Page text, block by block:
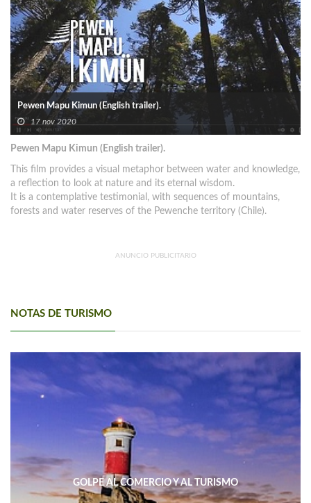
Pewen Mapu Kimun (English trailer).
17 nov 2020
Pewen Mapu Kimun (English trailer).
This film provides a visual metaphor between water and knowledge,
a reflection to look at nature and its eternal wisdom.
It is a contemplative testimonial, with sequences of mountains,
forests and water reserves of the Pewenche territory (Chile).
ANUNCIO PUBLICITARIO
NOTAS DE TURISMO
GOLPE AL COMERCIO Y AL TURISMO